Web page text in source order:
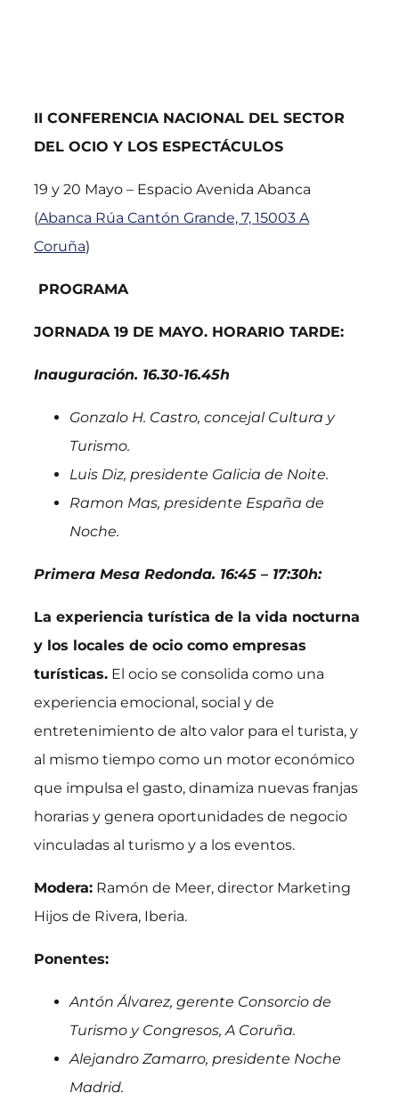
II CONFERENCIA NACIONAL DEL SECTOR
DEL OCIO Y LOS ESPECTÁCULOS
19 y 20 Mayo – Espacio Avenida Abanca
(Abanca Rúa Cantón Grande, 7, 15003 A
Coruña)
PROGRAMA
JORNADA 19 DE MAYO. HORARIO TARDE:
Inauguración. 16.30-16.45h
Gonzalo H. Castro, concejal Cultura y
Turismo.
Luis Diz, presidente Galicia de Noite.
Ramon Mas, presidente España de
Noche.
Primera Mesa Redonda. 16:45 – 17:30h:
La experiencia turística de la vida nocturna
y los locales de ocio como empresas
turísticas. El ocio se consolida como una
experiencia emocional, social y de
entretenimiento de alto valor para el turista, y
al mismo tiempo como un motor económico
que impulsa el gasto, dinamiza nuevas franjas
horarias y genera oportunidades de negocio
vinculadas al turismo y a los eventos.
Modera: Ramón de Meer, director Marketing
Hijos de Rivera, Iberia.
Ponentes:
Antón Álvarez, gerente Consorcio de
Turismo y Congresos, A Coruña.
Alejandro Zamarro, presidente Noche
Madrid.